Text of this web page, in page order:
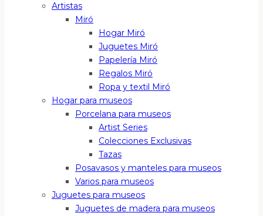
Artistas
Miró
Hogar Miró
Juguetes Miró
Papelería Miró
Regalos Miró
Ropa y textil Miró
Hogar para museos
Porcelana para museos
Artist Series
Colecciones Exclusivas
Tazas
Posavasos y manteles para museos
Varios para museos
Juguetes para museos
Juguetes de madera para museos